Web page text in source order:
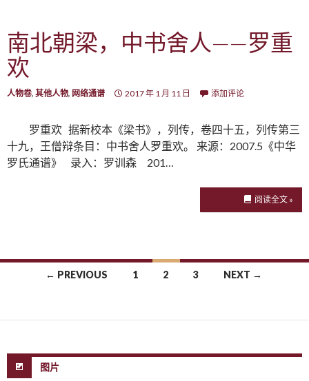
南北朝梁，中书舍人——罗重
欢
人物卷, 其他人物, 网络通谱 2017 年 1 月 11 日 添加评论
罗重欢 据新校本《梁书》，列传，卷四十五，列传第三
十九，王僧辩条目：中书舍人罗重欢。 来源：2007.5《中华
罗氏通谱》 录入：罗训森 201…
阅读全文 »
← PREVIOUS 1 2 3 NEXT →
图片